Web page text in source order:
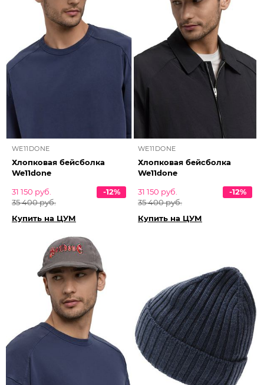
WE11DONE
Хлопковая бейсболка
We11done
31 150 руб.
35 400 руб.
-12%
Купить на ЦУМ
WE11DONE
Хлопковая бейсболка
We11done
31 150 руб.
35 400 руб.
-12%
Купить на ЦУМ